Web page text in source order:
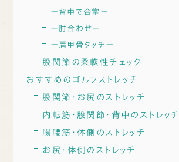
ー背中で合掌ー
ー肘合わせー
ー肩甲骨タッチー
股関節の柔軟性チェック
おすすめのゴルフストレッチ
股関節・お尻のストレッチ
内転筋・股関節・背中のストレッチ
腸腰筋・体側のストレッチ
お尻・体側のストレッチ